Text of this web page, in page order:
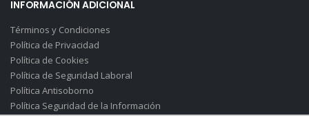
INFORMACIÓN ADICIONAL
Términos y Condiciones
Política de Privacidad
Política de Cookies
Política de Seguridad Laboral
Política Antisoborno
Política Seguridad de la Información